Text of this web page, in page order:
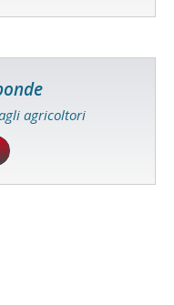
agricoltori